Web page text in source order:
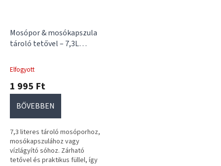
Mosópor & mosókapszula
tároló tetővel – 7,3L
| Rendezett mosókonyha
Elfogyott
1 995 Ft
BŐVEBBEN
7,3 literes tároló mosóporhoz,
mosókapszulához vagy
vízlágyító sóhoz. Zárható
tetővel és praktikus füllel, így